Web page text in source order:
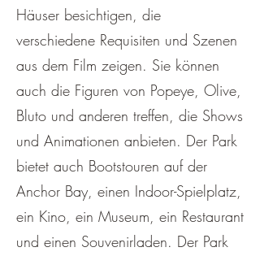
Häuser besichtigen, die
verschiedene Requisiten und Szenen
aus dem Film zeigen. Sie können
auch die Figuren von Popeye, Olive,
Bluto und anderen treffen, die Shows
und Animationen anbieten. Der Park
bietet auch Bootstouren auf der
Anchor Bay, einen Indoor-Spielplatz,
ein Kino, ein Museum, ein Restaurant
und einen Souvenirladen. Der Park